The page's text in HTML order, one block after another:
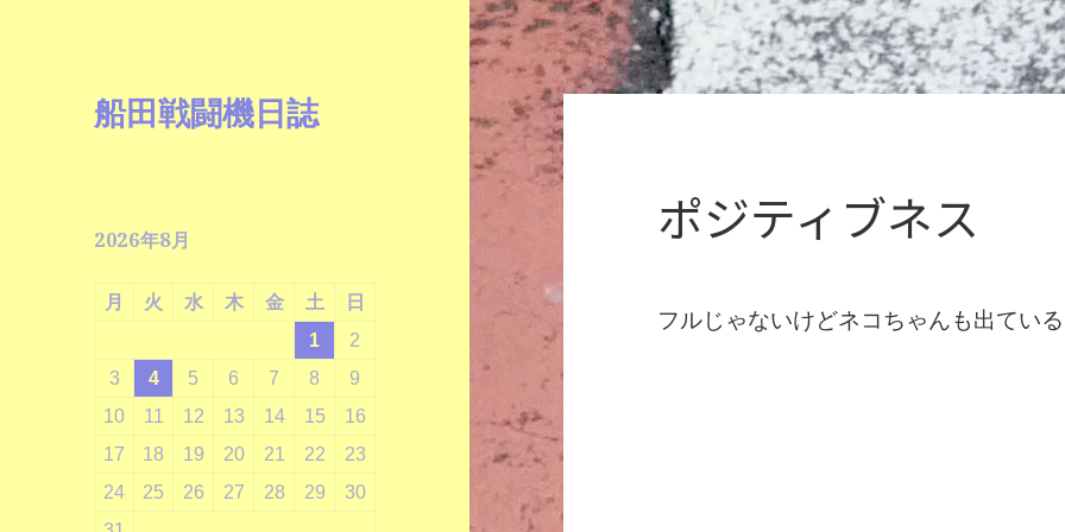
船田戦闘機日誌
2026年8月
月 火 水 木 金 土
日
1
2
3
4 5 6 7 8
9
10
11 12 13 14 15
16
17
18 19 20 21 22
23
24
25 26 27 28 29
30
ポジティブネス
フルじゃないけどネコちゃんも出てい